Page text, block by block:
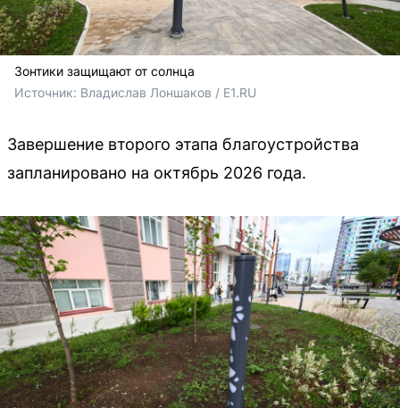
Зонтики защищают от солнца
Источник: Владислав Лоншаков / E1.RU
Завершение второго этапа благоустройства
запланировано на октябрь 2026 года.